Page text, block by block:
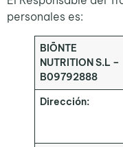
personales es:
BIŌNTE
NUTRITION S.L –
B09792888
Dirección: